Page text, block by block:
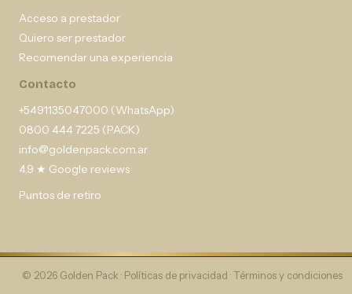
Acceso a prestador
Quiero ser prestador
Recomendar una experiencia
Contacto
+5491135047000 (WhatsApp)
0800 444 7225 (PACK)
info@goldenpack.com.ar
4,9 ★ Google reviews
Puntos de retiro
© 2026 Golden Pack · Políticas de privacidad · Términos y condiciones